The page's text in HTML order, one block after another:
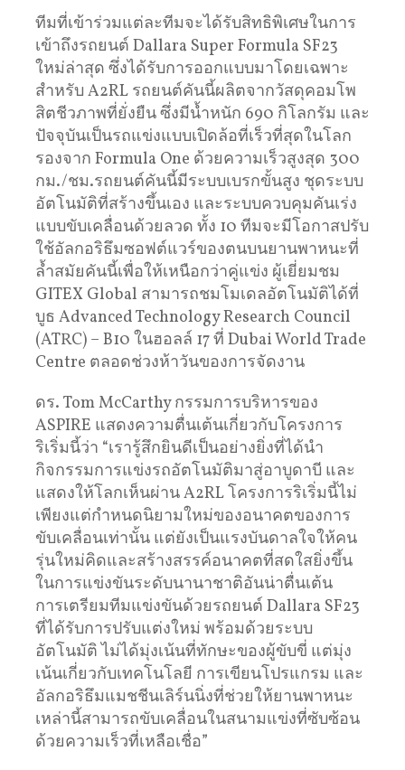
ทีมที่เข้าร่วมแต่ละทีมจะได้รับสิทธิพิเศษในการ
เข้าถึงรถยนต์ Dallara Super Formula SF23
ใหม่ล่าสุด ซึ่งได้รับการออกแบบมาโดยเฉพาะ
สำหรับ A2RL รถยนต์คันนี้ผลิตจากวัสดุคอมโพ
สิตชีวภาพที่ยั่งยืน ซึ่งมีน้ำหนัก 690 กิโลกรัม และ
ปัจจุบันเป็นรถแข่งแบบเปิดล้อที่เร็วที่สุดในโลก
รองจาก Formula One ด้วยความเร็วสูงสุด 300
กม./ชม.รถยนต์คันนี้มีระบบเบรกขั้นสูง ชุดระบบ
อัตโนมัติที่สร้างขึ้นเอง และระบบควบคุมคันเร่ง
แบบขับเคลื่อนด้วยลวด ทั้ง 10 ทีมจะมีโอกาสปรับ
ใช้อัลกอริธึมซอฟต์แวร์ของตนบนยานพาหนะที่
ล้ำสมัยคันนี้เพื่อให้เหนือกว่าคู่แข่ง ผู้เยี่ยมชม
GITEX Global สามารถชมโมเดลอัตโนมัติได้ที่
บูธ Advanced Technology Research Council
(ATRC) – B10 ในฮอลล์ 17 ที่ Dubai World Trade
Centre ตลอดช่วงห้าวันของการจัดงาน
ดร. Tom McCarthy กรรมการบริหารของ
ASPIRE แสดงความตื่นเต้นเกี่ยวกับโครงการ
ริเริ่มนี้ว่า “เรารู้สึกยินดีเป็นอย่างยิ่งที่ได้นำ
กิจกรรมการแข่งรถอัตโนมัติมาสู่อาบูดาบี และ
แสดงให้โลกเห็นผ่าน A2RL โครงการริเริ่มนี้ไม่
เพียงแต่กำหนดนิยามใหม่ของอนาคตของการ
ขับเคลื่อนเท่านั้น แต่ยังเป็นแรงบันดาลใจให้คน
รุ่นใหม่คิดและสร้างสรรค์อนาคตที่สดใสยิ่งขึ้น
ในการแข่งขันระดับนานาชาติอันน่าตื่นเต้น
การเตรียมทีมแข่งขันด้วยรถยนต์ Dallara SF23
ที่ได้รับการปรับแต่งใหม่ พร้อมด้วยระบบ
อัตโนมัติ ไม่ได้มุ่งเน้นที่ทักษะของผู้ขับขี่ แต่มุ่ง
เน้นเกี่ยวกับเทคโนโลยี การเขียนโปรแกรม และ
อัลกอริธึมแมชชีนเลิร์นนิ่งที่ช่วยให้ยานพาหนะ
เหล่านี้สามารถขับเคลื่อนในสนามแข่งที่ซับซ้อน
ด้วยความเร็วที่เหลือเชื่อ”